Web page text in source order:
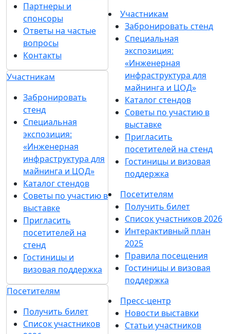
Партнеры и
спонсоры
Ответы на частые
вопросы
Контакты
Участникам
Забронировать
стенд
Специальная
экспозиция:
«Инженерная
инфраструктура для
майнинга и ЦОД»
Каталог стендов
Советы по участию в
выставке
Пригласить
посетителей на
стенд
Гостиницы и
визовая поддержка
Посетителям
Получить билет
Список участников
Участникам
Забронировать стенд
Специальная
экспозиция:
«Инженерная
инфраструктура для
майнинга и ЦОД»
Каталог стендов
Советы по участию в
выставке
Пригласить
посетителей на стенд
Гостиницы и визовая
поддержка
Посетителям
Получить билет
Список участников 2026
Интерактивный план
2025
Правила посещения
Гостиницы и визовая
поддержка
Пресс-центр
Новости выставки
Статьи участников